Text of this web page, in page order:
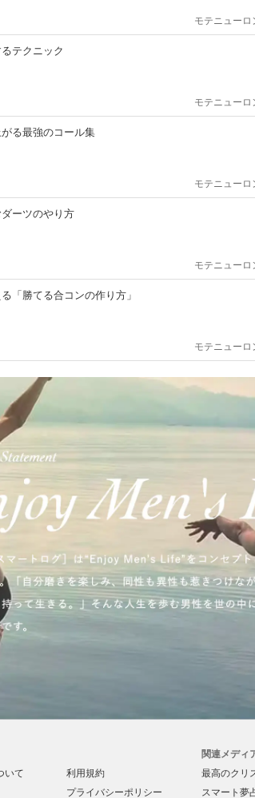
モテニューロ
テクニック
モテニューロ
る最強のコール集
モテニューロ
ーツのやり方
モテニューロ
「勝てる合コンの作り方」
モテニューロ
いて
利用規約
プライバシーポリシー
関連メディ
最高のクリ
スマート夢